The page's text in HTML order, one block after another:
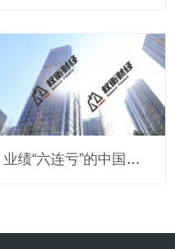
业绩“六连亏”的中国东航：中报再预亏超18亿，高负债与流动性困局难解